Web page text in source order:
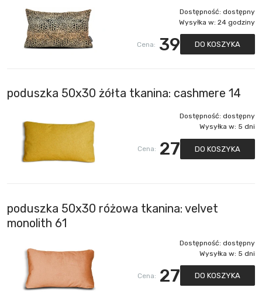
Dostępność: dostępny
Wysyłka w: 24 godziny
Cena: 39 DO KOSZYKA
poduszka 50x30 żółta tkanina: cashmere 14
Dostępność: dostępny
Wysyłka w: 5 dni
Cena: 27 DO KOSZYKA
poduszka 50x30 różowa tkanina: velvet
monolith 61
Dostępność: dostępny
Wysyłka w: 5 dni
Cena: 27 DO KOSZYKA